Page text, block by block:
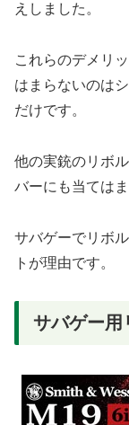
えしました。
これらのデメリ
はまらないのは
だけです。
他の実銃のリボ
バーにも当てはま
サバゲーでリボ
トが理由です。
サバゲー用